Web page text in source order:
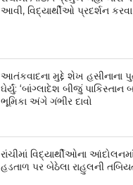
આવી, વિદ્યાર્થીઓ પ્રદર્શન
આતંકવાદના મુદ્દે શેખ હસીનાના
ઘેર્યું: ‘બાંગ્લાદેશ બીજું પાકિસ્તાન
ભૂમિકા અંગે ગંભીર દાવો
રાંચીમાં વિદ્યાર્થીઓના
હડતાળ પર બેઠેલા રાહુલની